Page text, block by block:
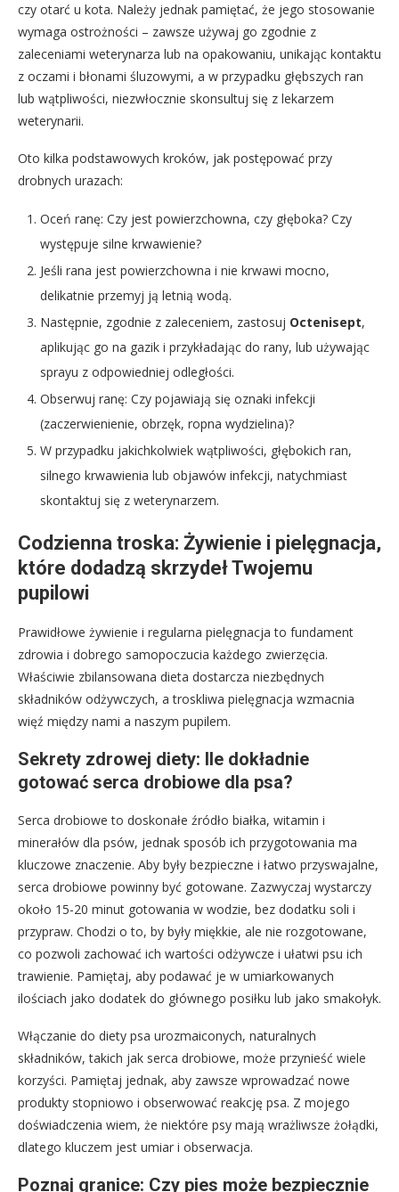
czy otarć u kota. Należy jednak pamiętać, że jego stosowanie
wymaga ostrożności – zawsze używaj go zgodnie z
zaleceniami weterynarza lub na opakowaniu, unikając kontaktu
z oczami i błonami śluzowymi, a w przypadku głębszych ran
lub wątpliwości, niezwłocznie skonsultuj się z lekarzem
weterynarii.
Oto kilka podstawowych kroków, jak postępować przy
drobnych urazach:
Oceń ranę: Czy jest powierzchowna, czy głęboka? Czy
występuje silne krwawienie?
Jeśli rana jest powierzchowna i nie krwawi mocno,
delikatnie przemyj ją letnią wodą.
Następnie, zgodnie z zaleceniem, zastosuj Octenisept,
aplikując go na gazik i przykładając do rany, lub używając
sprayu z odpowiedniej odległości.
Obserwuj ranę: Czy pojawiają się oznaki infekcji
(zaczerwienienie, obrzęk, ropna wydzielina)?
W przypadku jakichkolwiek wątpliwości, głębokich ran,
silnego krwawienia lub objawów infekcji, natychmiast
skontaktuj się z weterynarzem.
Codzienna troska: Żywienie i pielęgnacja,
które dodadzą skrzydeł Twojemu
pupilowi
Prawidłowe żywienie i regularna pielęgnacja to fundament
zdrowia i dobrego samopoczucia każdego zwierzęcia.
Właściwie zbilansowana dieta dostarcza niezbędnych
składników odżywczych, a troskliwa pielęgnacja wzmacnia
więź między nami a naszym pupilem.
Sekrety zdrowej diety: Ile dokładnie
gotować serca drobiowe dla psa?
Serca drobiowe to doskonałe źródło białka, witamin i
minerałów dla psów, jednak sposób ich przygotowania ma
kluczowe znaczenie. Aby były bezpieczne i łatwo przyswajalne,
serca drobiowe powinny być gotowane. Zazwyczaj wystarczy
około 15-20 minut gotowania w wodzie, bez dodatku soli i
przypraw. Chodzi o to, by były miękkie, ale nie rozgotowane,
co pozwoli zachować ich wartości odżywcze i ułatwi psu ich
trawienie. Pamiętaj, aby podawać je w umiarkowanych
ilościach jako dodatek do głównego posiłku lub jako smakołyk.
Włączanie do diety psa urozmaiconych, naturalnych
składników, takich jak serca drobiowe, może przynieść wiele
korzyści. Pamiętaj jednak, aby zawsze wprowadzać nowe
produkty stopniowo i obserwować reakcję psa. Z mojego
doświadczenia wiem, że niektóre psy mają wrażliwsze żołądki,
dlatego kluczem jest umiar i obserwacja.
Poznaj granice: Czy pies może bezpiecznie